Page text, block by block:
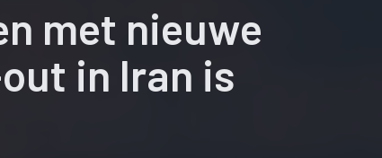
met nieuwe
in Iran is